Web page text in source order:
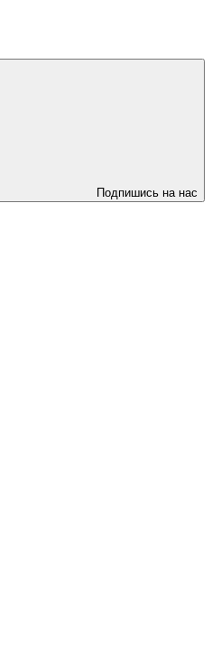
Подпишись на нас